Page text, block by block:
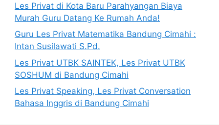
Les Privat di Kota Baru Parahyangan Biaya
Murah Guru Datang Ke Rumah Anda!
Guru Les Privat Matematika Bandung Cimahi :
Intan Susilawati S.Pd.
Les Privat UTBK SAINTEK, Les Privat UTBK
SOSHUM di Bandung Cimahi
Les Privat Speaking, Les Privat Conversation
Bahasa Inggris di Bandung Cimahi